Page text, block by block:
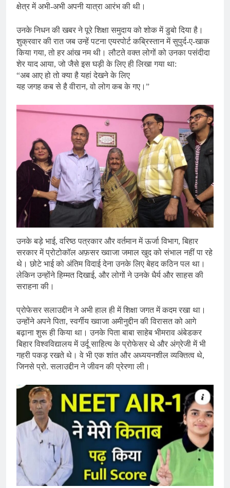
क्षेत्र में अभी-अभी अपनी यात्रा आरंभ की थी।
उनके निधन की खबर ने पूरे शिक्षा समुदाय को शोक में डुबो दिया है।
शुक्रवार की रात जब उन्हें पटना एयरपोर्ट कब्रिस्तान में सुपुर्द-ए-खाक
किया गया, तो हर आंख नम थी। लौटते वक्त लोगों को उनका पसंदीदा
शेर याद आया, जो जैसे इस घड़ी के लिए ही लिखा गया था:
“अब आए हो तो क्या है यहां देखने के लिए
यह जगह कब से है वीरान, वो लोग कब के गए।”
उनके बड़े भाई, वरिष्ठ पत्रकार और वर्तमान में ऊर्जा विभाग, बिहार
सरकार में प्रोटोकॉल अफ़सर ख्वाजा जमाल खुद को संभाल नहीं पा रहे
थे। छोटे भाई को अंतिम विदाई देना उनके लिए बेहद कठिन पल था।
लेकिन उन्होंने हिम्मत दिखाई, और लोगों ने उनके धैर्य और साहस की
सराहना की।
प्रोफेसर सलाउद्दीन ने अभी हाल ही में शिक्षा जगत में कदम रखा था।
उन्होंने अपने पिता, स्वर्गीय ख्वाजा अमीनुद्दीन की विरासत को आगे
बढ़ाना शुरू ही किया था। उनके पिता बाबा साहेब भीमराव अंबेडकर
बिहार विश्वविद्यालय में उर्दू साहित्य के प्रोफेसर थे और अंग्रेजी में भी
गहरी पकड़ रखते थे। वे भी एक शांत और अध्ययनशील व्यक्तित्व थे,
जिनसे प्रो. सलाउद्दीन ने जीवन की प्रेरणा ली।